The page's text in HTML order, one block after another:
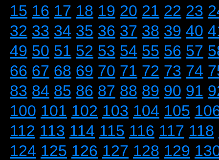
15 16 17 18 19 20 21 22 23
32 33 34 35 36 37 38 39 40
49 50 51 52 53 54 55 56 57
66 67 68 69 70 71 72 73 74
83 84 85 86 87 88 89 90 91
100 101 102 103 104 105
112 113 114 115 116 117 118
124 125 126 127 128 129